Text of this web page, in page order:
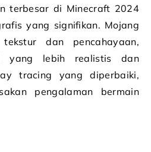
terbesar di Minecraft 2024
yang signifikan. Mojang
dan pencahayaan,
yang lebih realistis dan
tracing yang diperbaiki,
pengalaman bermain